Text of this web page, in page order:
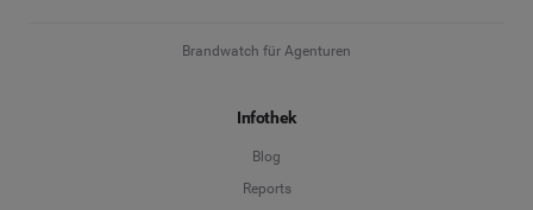
Brandwatch für Agenturen
Infothek
Blog
Reports